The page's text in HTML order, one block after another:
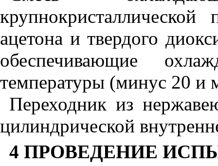
ацетона и твердого
обеспечивающие
температуры (минус 20 и
Переходник из
цилиндрической
4 ПРОВЕДЕНИЕ